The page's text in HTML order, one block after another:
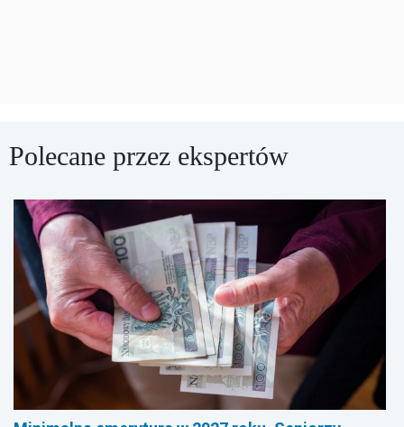
Polecane przez ekspertów